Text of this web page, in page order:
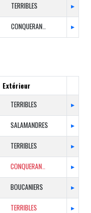
TERRIBLES ▸
CONQUERANTS ▸
Extérieur
TERRIBLES ▸
SALAMANDRES ▸
TERRIBLES ▸
CONQUERANTS ▸
BOUCANIERS ▸
TERRIBLES ▸